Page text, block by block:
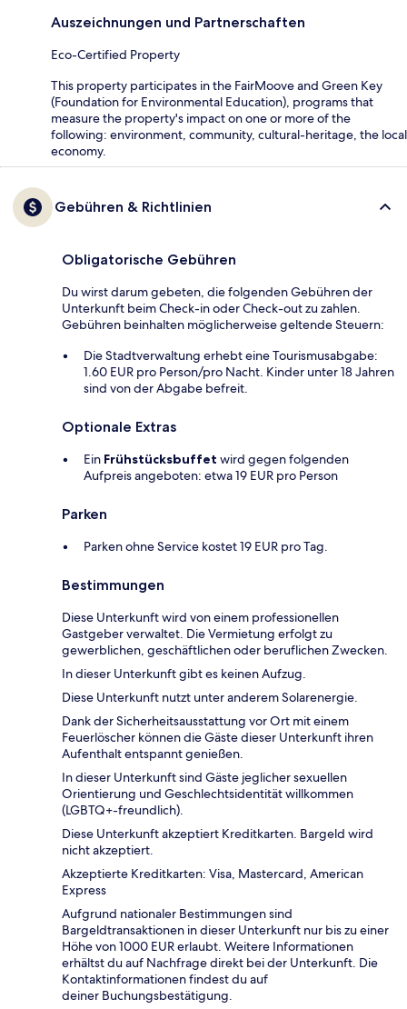
Auszeichnungen und Partnerschaften
Eco-Certified Property
This property participates in the FairMoove and Green Key
(Foundation for Environmental Education), programs that
measure the property's impact on one or more of the
following: environment, community, cultural-heritage, the local
economy.
Gebühren & Richtlinien
Obligatorische Gebühren
Du wirst darum gebeten, die folgenden Gebühren der
Unterkunft beim Check-in oder Check-out zu zahlen.
Gebühren beinhalten möglicherweise geltende Steuern:
Die Stadtverwaltung erhebt eine Tourismusabgabe:
1.60 EUR pro Person/pro Nacht. Kinder unter 18 Jahren
sind von der Abgabe befreit.
Optionale Extras
Ein Frühstücksbuffet wird gegen folgenden
Aufpreis angeboten: etwa 19 EUR pro Person
Parken
Parken ohne Service kostet 19 EUR pro Tag.
Bestimmungen
Diese Unterkunft wird von einem professionellen
Gastgeber verwaltet. Die Vermietung erfolgt zu
gewerblichen, geschäftlichen oder beruflichen Zwecken.
In dieser Unterkunft gibt es keinen Aufzug.
Diese Unterkunft nutzt unter anderem Solarenergie.
Dank der Sicherheitsausstattung vor Ort mit einem
Feuerlöscher können die Gäste dieser Unterkunft ihren
Aufenthalt entspannt genießen.
In dieser Unterkunft sind Gäste jeglicher sexuellen
Orientierung und Geschlechtsidentität willkommen
(LGBTQ+-freundlich).
Diese Unterkunft akzeptiert Kreditkarten. Bargeld wird
nicht akzeptiert.
Akzeptierte Kreditkarten: Visa, Mastercard, American
Express
Aufgrund nationaler Bestimmungen sind
Bargeldtransaktionen in dieser Unterkunft nur bis zu einer
Höhe von 1000 EUR erlaubt. Weitere Informationen
erhältst du auf Nachfrage direkt bei der Unterkunft. Die
Kontaktinformationen findest du auf
deiner Buchungsbestätigung.